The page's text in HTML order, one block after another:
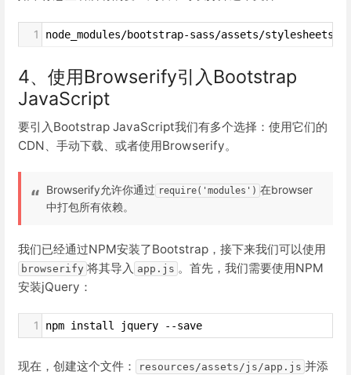
1 node_modules/bootstrap-sass/assets/stylesheets/
4、使用Browserify引入Bootstrap
JavaScript
要引入Bootstrap JavaScript我们有多个选择：使用它们的
CDN、手动下载、或者使用Browserify。
Browserify允许你通过 require('modules') 在browser
中打包所有依赖。
我们已经通过NPM安装了Bootstrap，接下来我们可以使用
browserify 将其导入 app.js 。首先，我们需要使用NPM
安装jQuery：
1 npm install jquery --save
现在，创建这个文件： resources/assets/js/app.js 并添